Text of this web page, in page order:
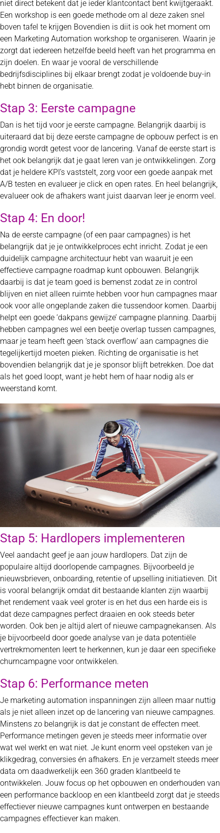
niet direct betekent dat je ieder klantcontact bent kwijtgeraakt.
Een workshop is een goede methode om al deze zaken snel
boven tafel te krijgen Bovendien is diit is ook het moment om
een Marketing Automation workshop te organiseren. Waarin je
zorgt dat iedereen hetzelfde beeld heeft van het programma en
zijn doelen. En waar je vooral de verschillende
bedrijfsdisciplines bij elkaar brengt zodat je voldoende buy-in
hebt binnen de organisatie.
Stap 3: Eerste campagne
Dan is het tijd voor je eerste campagne. Belangrijk daarbij is
uiteraard dat bij deze eerste campagne de opbouw perfect is en
grondig wordt getest voor de lancering. Vanaf de eerste start is
het ook belangrijk dat je gaat leren van je ontwikkelingen. Zorg
dat je heldere KPI’s vaststelt, zorg voor een goede aanpak met
A/B testen en evalueer je click en open rates. En heel belangrijk,
evalueer ook de afhakers want juist daarvan leer je enorm veel.
Stap 4: En door!
Na de eerste campagne (of een paar campagnes) is het
belangrijk dat je je ontwikkelproces echt inricht. Zodat je een
duidelijk campagne architectuur hebt van waaruit je een
effectieve campagne roadmap kunt opbouwen. Belangrijk
daarbij is dat je team goed is bemenst zodat ze in control
blijven en niet alleen ruimte hebben voor hun campagnes maar
ook voor alle ongeplande zaken die tussendoor komen. Daarbij
helpt een goede ‘dakpans gewijze’ campagne planning. Daarbij
hebben campagnes wel een beetje overlap tussen campagnes,
maar je team heeft geen ‘stack overflow’ aan campagnes die
tegelijkertijd moeten pieken. Richting de organisatie is het
bovendien belangrijk dat je je sponsor blijft betrekken. Doe dat
als het goed loopt, want je hebt hem of haar nodig als er
weerstand komt.
Stap 5: Hardlopers implementeren
Veel aandacht geef je aan jouw hardlopers. Dat zijn de
populaire altijd doorlopende campagnes. Bijvoorbeeld je
nieuwsbrieven, onboarding, retentie of upselling initiatieven. Dit
is vooral belangrijk omdat dit bestaande klanten zijn waarbij
het rendement vaak veel groter is en het dus een harde eis is
dat deze campagnes perfect draaien en ook steeds beter
worden. Ook ben je altijd alert of nieuwe campagnekansen. Als
je bijvoorbeeld door goede analyse van je data potentiële
vertrekmomenten leert te herkennen, kun je daar een specifieke
churncampagne voor ontwikkelen.
Stap 6: Performance meten
Je marketing automation inspanningen zijn alleen maar nuttig
als je niet alleen inzet op de lancering van nieuwe campagnes.
Minstens zo belangrijk is dat je constant de effecten meet.
Performance metingen geven je steeds meer informatie over
wat wel werkt en wat niet. Je kunt enorm veel opsteken van je
klikgedrag, conversies én afhakers. En je verzamelt steeds meer
data om daadwerkelijk een 360 graden klantbeeld te
ontwikkelen. Jouw focus op het opbouwen en onderhouden van
een performance backloop en een klantbeeld zorgt dat je steeds
effectiever nieuwe campagnes kunt ontwerpen en bestaande
campagnes effectiever kan maken.